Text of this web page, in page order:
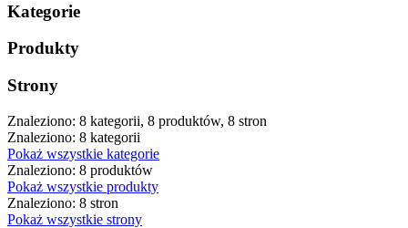
Kategorie
Produkty
Strony
Znaleziono: 8 kategorii, 8 produktów, 8 stron
Znaleziono: 8 kategorii
Pokaż wszystkie kategorie
Znaleziono: 8 produktów
Pokaż wszystkie produkty
Znaleziono: 8 stron
Pokaż wszystkie strony